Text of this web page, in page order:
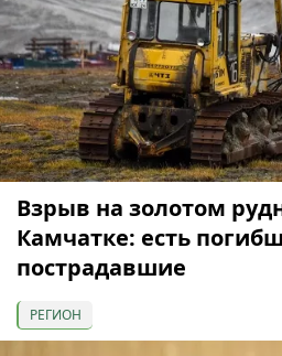
Взрыв на золотом
Камчатке: есть
пострадавшие
РЕГИОН